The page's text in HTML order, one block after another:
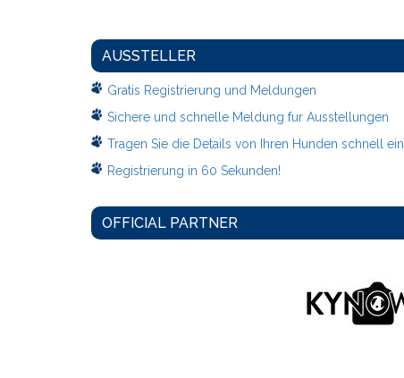
AUSSTELLER
Gratis Registrierung und Meldungen
Sichere und schnelle Meldung fur Ausstellungen
Tragen Sie die Details von Ihren Hunden schnell ein
Registrierung in 60 Sekunden!
OFFICIAL PARTNER